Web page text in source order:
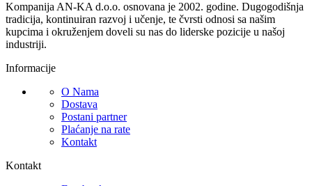
Kompanija AN-KA d.o.o. osnovana je 2002. godine. Dugogodišnja
tradicija, kontinuiran razvoj i učenje, te čvrsti odnosi sa našim
kupcima i okruženjem doveli su nas do liderske pozicije u našoj
industriji.
Informacije
O Nama
Dostava
Postani partner
Plaćanje na rate
Kontakt
Kontakt